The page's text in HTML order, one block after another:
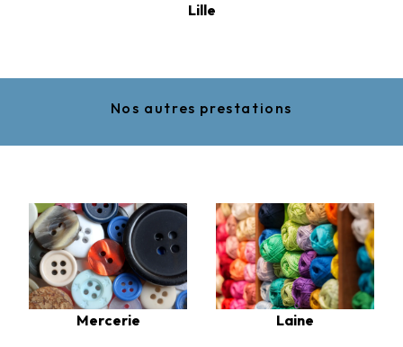
Lille
Nos autres prestations
Mercerie Laine